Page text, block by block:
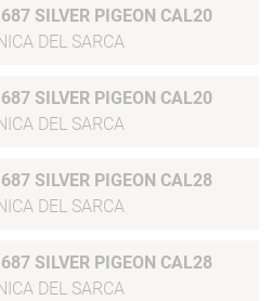
SILVER PIGEON CAL20
DEL SARCA
SILVER PIGEON CAL20
DEL SARCA
SILVER PIGEON CAL28
DEL SARCA
SILVER PIGEON CAL28
DEL SARCA